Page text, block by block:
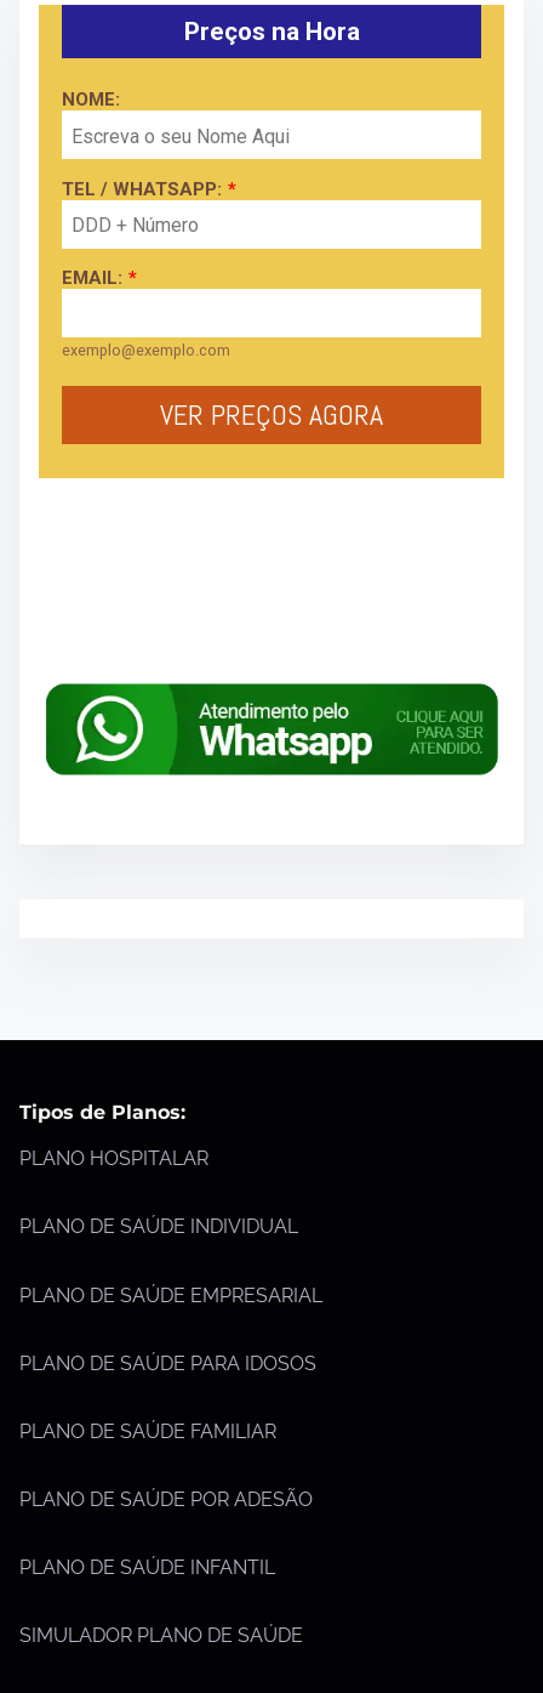
Tipos de Planos:
PLANO HOSPITALAR
PLANO DE SAÚDE INDIVIDUAL
PLANO DE SAÚDE EMPRESARIAL
PLANO DE SAÚDE PARA IDOSOS
PLANO DE SAÚDE FAMILIAR
PLANO DE SAÚDE POR ADESÃO
PLANO DE SAÚDE INFANTIL
SIMULADOR PLANO DE SAÚDE